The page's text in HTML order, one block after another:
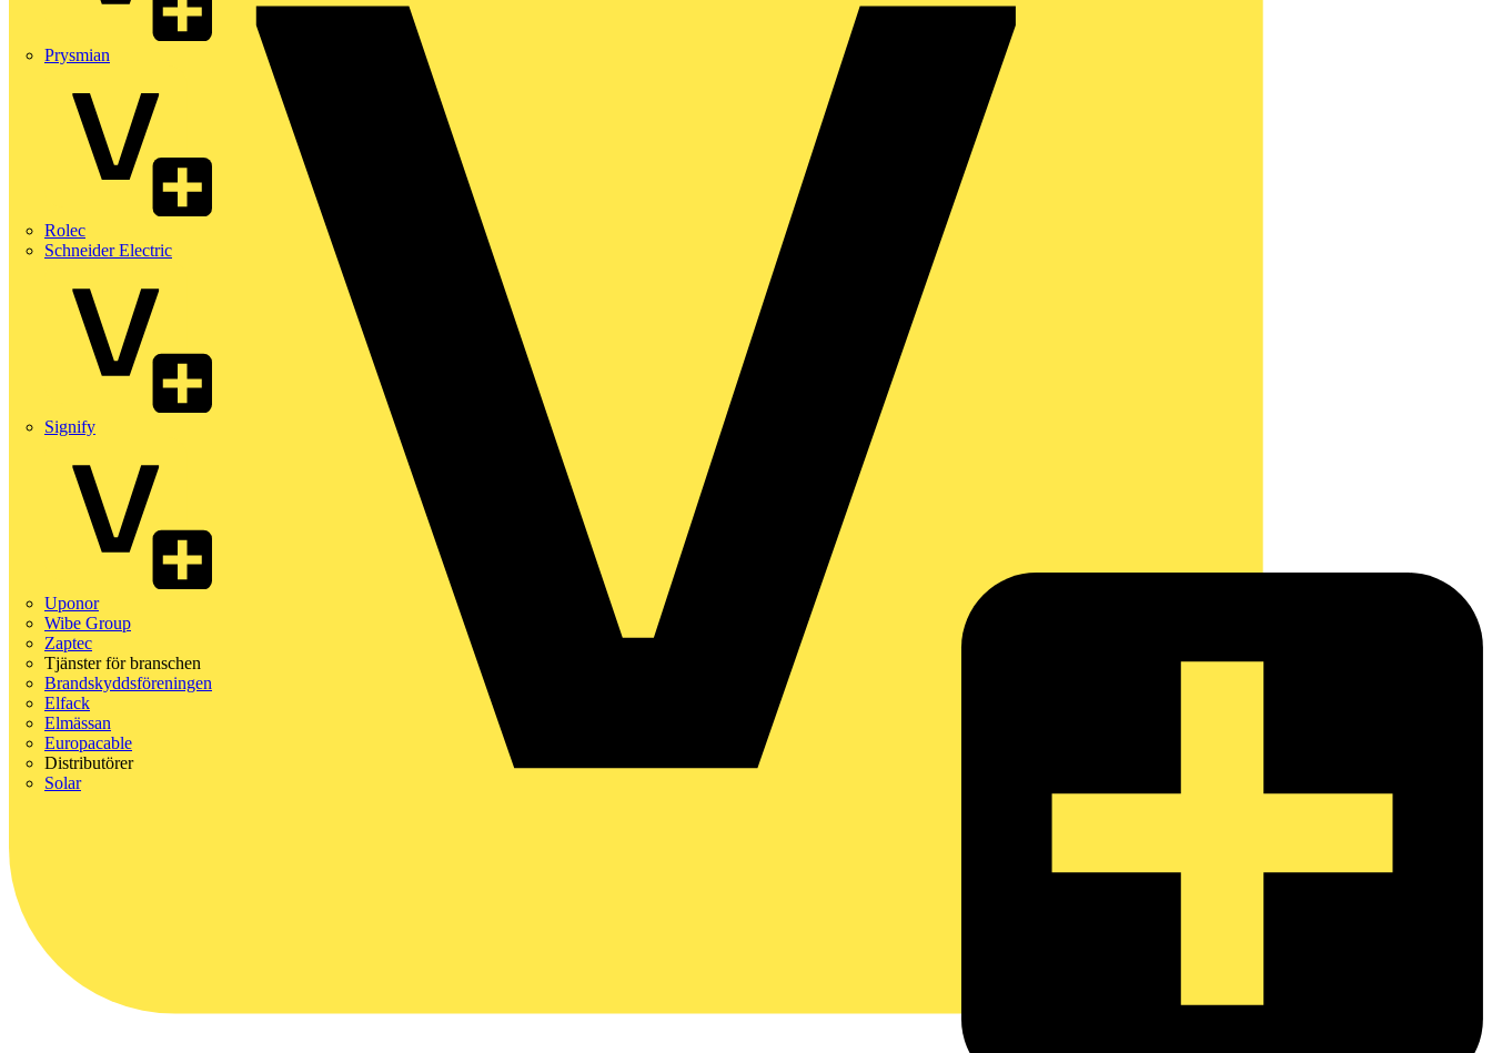
Prysmian
Rolec
Schneider Electric
Signify
Uponor
Wibe Group
Zaptec
Tjänster för branschen
Brandskyddsföreningen
Elfack
Elmässan
Europacable
Distributörer
Solar